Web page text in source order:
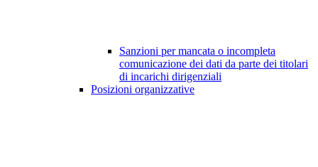
Sanzioni per mancata o incompleta
comunicazione dei dati da parte dei titolari
di incarichi dirigenziali
Posizioni organizzative